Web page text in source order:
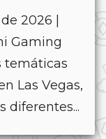
2026 |
Gaming
temáticas
Las Vegas,
diferentes...